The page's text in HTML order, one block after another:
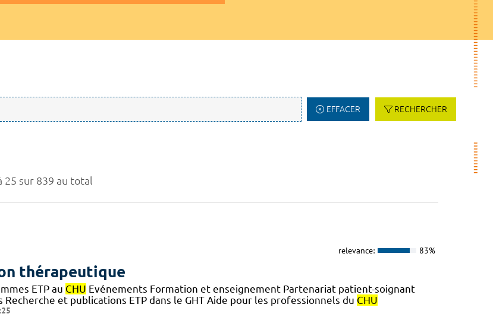
EFFACER RECHERCHER
25 sur 839 au total
relevance: 83%
thérapeutique
ETP au CHU Evénements Formation et enseignement Partenariat patient-soignant
Recherche et publications ETP dans le GHT Aide pour les professionnels du CHU